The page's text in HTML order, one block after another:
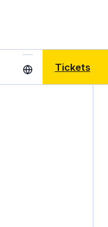
Tickets